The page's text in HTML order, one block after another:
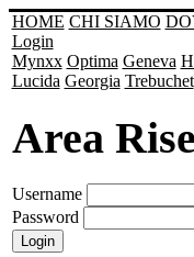
HOME CHI SIAMO
Login
Mynxx Optima Geneva
Lucida Georgia Trebuchet
Area
Username
Password